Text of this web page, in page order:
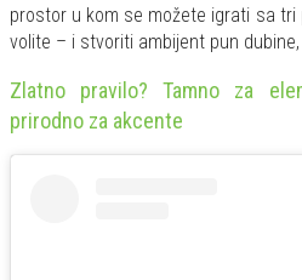
prostor u kom se možete igrati sa tri
volite – i stvoriti ambijent pun
Zlatno pravilo? Tamno za
prirodno za akcente